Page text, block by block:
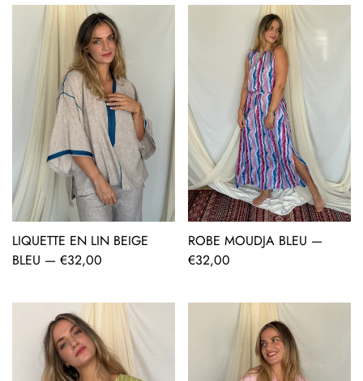
AJOUT RAPIDE
LIQUETTE EN LIN BEIGE
BLEU — Prix
€32,00
AJOUT RAPIDE ROBE MOUDJA BLEU —
Prix
€32,00